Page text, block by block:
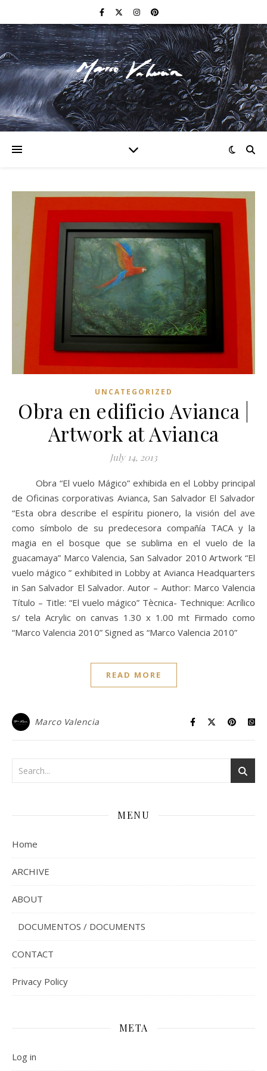
F I N E A R T
UNCATEGORIZED
Obra en edificio Avianca |
Artwork at Avianca
July 14, 2013
Obra “El vuelo Mágico” exhibida en el Lobby principal
de Oficinas corporativas Avianca, San Salvador El Salvador
“Esta obra describe el espíritu pionero, la visión del ave
como símbolo de su predecesora compañía TACA y la
magia en el bosque que se sublima en el vuelo de la
guacamaya” Marco Valencia, San Salvador 2010 Artwork “El
vuelo mágico ” exhibited in Lobby at Avianca Headquarters
in San Salvador El Salvador. Autor – Author: Marco Valencia
Título – Title: “El vuelo mágico” Tècnica- Technique: Acrílico
s/ tela Acrylic on canvas 1.30 x 1.00 mt Firmado como
“Marco Valencia 2010” Signed as “Marco Valencia 2010”
READ MORE
Marco Valencia
MENU
Home
ARCHIVE
ABOUT
DOCUMENTOS / DOCUMENTS
CONTACT
Privacy Policy
META
Log in